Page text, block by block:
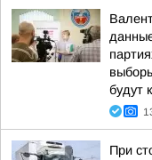
будут
При